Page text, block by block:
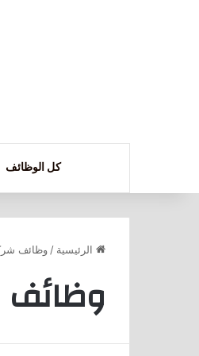
كل الوظائف
الرئيسية / وظائف